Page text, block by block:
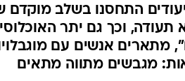
התחסנו בשלב מוקדם
תעודה, וכך גם יתר
מתארים אנשים עם
מגבשים מתווה מתאים